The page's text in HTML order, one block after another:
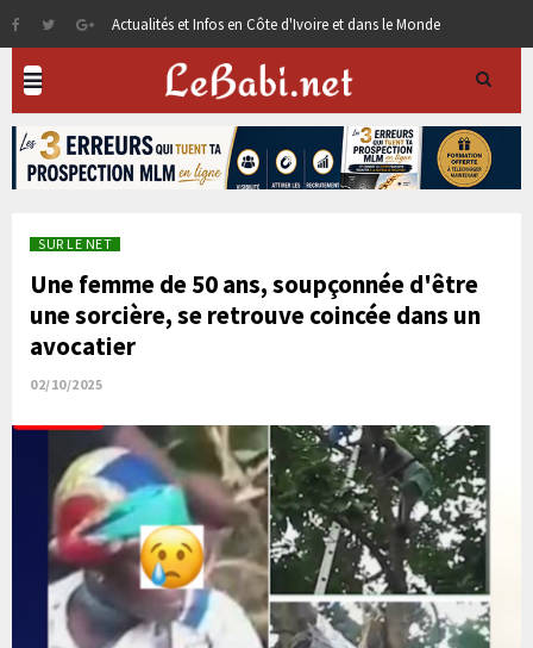
Actualités et Infos en Côte d'Ivoire et dans le Monde
SUR LE NET
Une femme de 50 ans, soupçonnée d'être
une sorcière, se retrouve coincée dans un
avocatier
02/10/2025